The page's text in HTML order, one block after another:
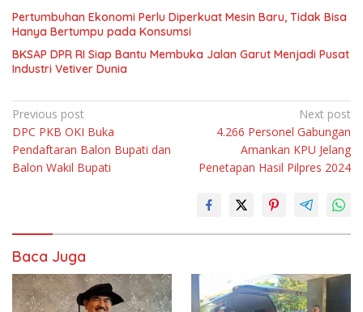
Pertumbuhan Ekonomi Perlu Diperkuat Mesin Baru, Tidak Bisa
Hanya Bertumpu pada Konsumsi
BKSAP DPR RI Siap Bantu Membuka Jalan Garut Menjadi Pusat
Industri Vetiver Dunia
Navigasi
pos
Previous post
DPC PKB OKI Buka
Pendaftaran Balon Bupati dan
Balon Wakil Bupati
Next post
4.266 Personel Gabungan
Amankan KPU Jelang
Penetapan Hasil Pilpres 2024
Baca Juga